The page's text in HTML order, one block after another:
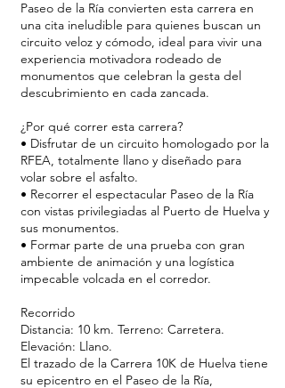
Paseo de la Ría convierten esta carrera en
una cita ineludible para quienes buscan un
circuito veloz y cómodo, ideal para vivir una
experiencia motivadora rodeado de
monumentos que celebran la gesta del
descubrimiento en cada zancada.
¿Por qué correr esta carrera?
• Disfrutar de un circuito homologado por la
RFEA, totalmente llano y diseñado para
volar sobre el asfalto.
• Recorrer el espectacular Paseo de la Ría
con vistas privilegiadas al Puerto de Huelva y
sus monumentos.
• Formar parte de una prueba con gran
ambiente de animación y una logística
impecable volcada en el corredor.
Recorrido
Distancia: 10 km. Terreno: Carretera.
Elevación: Llano.
El trazado de la Carrera 10K de Huelva tiene
su epicentro en el Paseo de la Ría,